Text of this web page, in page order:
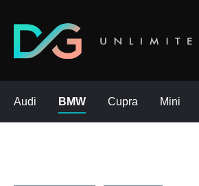
Audi BMW Cupra Mini